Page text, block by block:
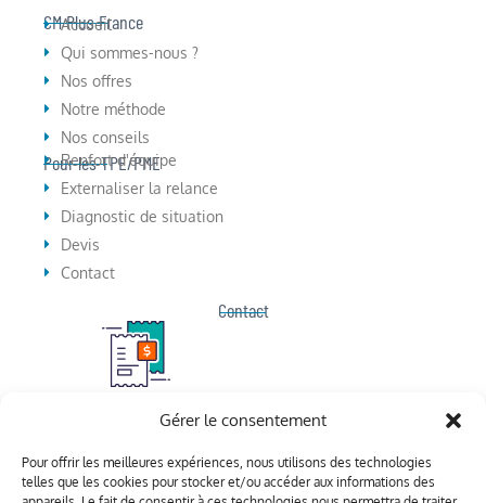
Gérer le consentement
Pour offrir les meilleures expériences, nous utilisons des technologies
telles que les cookies pour stocker et/ou accéder aux informations des
CM Plus France
Accueil
Qui sommes-nous ?
Nos offres
Notre méthode
Nos conseils
Pour les TPE/PME
Renfort d'équipe
Externaliser la relance
Diagnostic de situation
Devis
Contact
Contact
Téléphone